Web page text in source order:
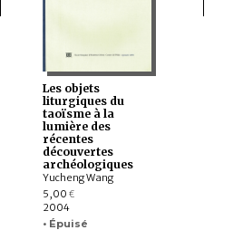
Les objets
liturgiques du
taoïsme à la
lumière des
récentes
découvertes
archéologiques
Yucheng Wang
5,00 €
2004
• Épuisé